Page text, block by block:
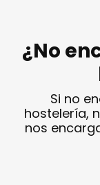
¿No
Si no
hostelería,
nos